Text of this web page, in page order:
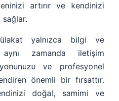
artırır ve kendinizi
yalnızca bilgi ve
zamanda iletişim
ve profesyonel
önemli bir fırsattır.
doğal, samimi ve